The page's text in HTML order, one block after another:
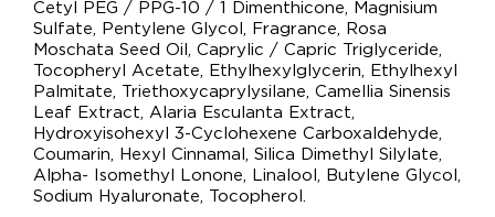
Cetyl PEG / PPG-10 / 1 Dimenthicone, Magnisium
Sulfate, Pentylene Glycol, Fragrance, Rosa
Moschata Seed Oil, Caprylic / Capric Triglyceride,
Tocopheryl Acetate, Ethylhexylglycerin, Ethylhexyl
Palmitate, Triethoxycaprylysilane, Camellia Sinensis
Leaf Extract, Alaria Esculanta Extract,
Hydroxyisohexyl 3-Cyclohexene Carboxaldehyde,
Coumarin, Hexyl Cinnamal, Silica Dimethyl Silylate,
Alpha- Isomethyl Lonone, Linalool, Butylene Glycol,
Sodium Hyaluronate, Tocopherol.